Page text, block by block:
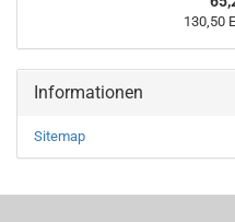
130,50
Informationen
Sitemap